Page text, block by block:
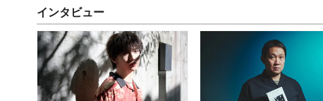
インタビュー